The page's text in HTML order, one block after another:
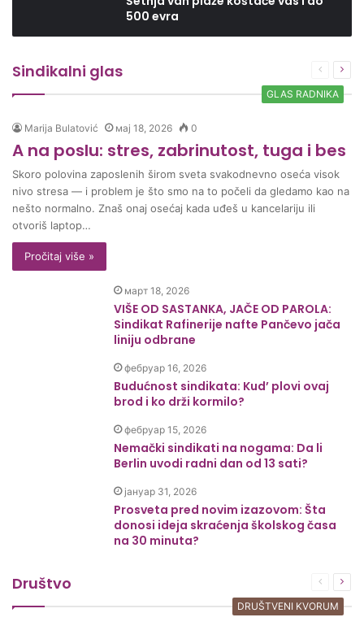
500 evra
Sindikalni glas
strana
GLAS RADNIKA
Marija Bulatović мај 18, 2026 0
A na poslu: stres, zabrinutost, tuga i bes
Skoro polovina zaposlenih širom sveta svakodnevno oseća visok
nivo stresa — i problem je što smo na to počeli da gledamo kao na
nešto normalno. Znaš onaj osećaj kada uđeš u kancelariju ili
otvoriš laptop…
Pročitaj više »
март 18, 2026
VIŠE OD SASTANKA, JAČE OD PAROLA:
Sindikat Rafinerije nafte Pančevo jača
liniju odbrane
фебруар 16, 2026
Budućnost sindikata: Kud’ plovi ovaj
brod i ko drži kormilo?
фебруар 15, 2026
Nemački sindikati na nogama: Da li
Berlin uvodi radni dan od 13 sati?
јануар 31, 2026
Prosveta pred novim izazovom: Šta
donosi ideja skraćenja školskog časa
na 30 minuta?
Društvo
strana
DRUŠTVENI KVORUM